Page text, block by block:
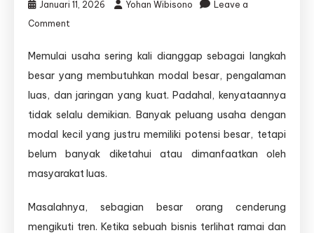
Januari 11, 2026 Yohan Wibisono
Leave a
Comment
Usaha
Kecil
yang
Jarang
Tapi
Potensinya
Sangat
Memulai usaha sering kali dianggap sebagai langkah
besar yang membutuhkan modal besar, pengalaman
luas, dan jaringan yang kuat. Padahal, kenyataannya
tidak selalu demikian. Banyak peluang usaha dengan
modal kecil yang justru memiliki potensi besar, tetapi
belum banyak diketahui atau dimanfaatkan oleh
masyarakat luas.
Masalahnya, sebagian besar orang cenderung
mengikuti tren. Ketika sebuah bisnis terlihat ramai dan